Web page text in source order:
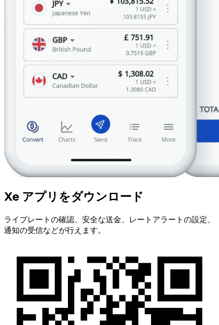
Xe アプリをダウンロード
ライブレートの確認、安全な送金、レートアラートの設定、
通知の受信などが行えます。